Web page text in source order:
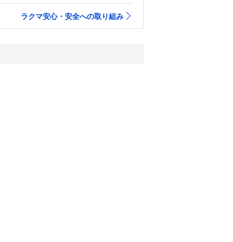
ラクマ安心・安全への取り組み